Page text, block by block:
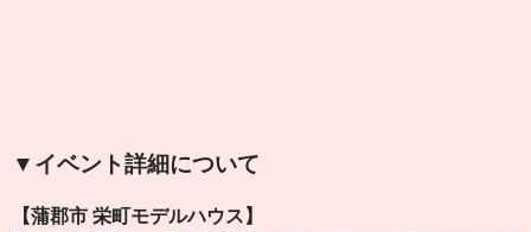
▼イベント詳細について
【蒲郡市 栄町モデルハウス】